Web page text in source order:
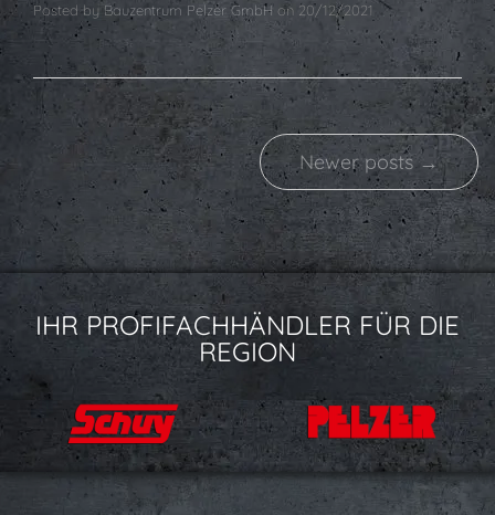
Posted by Bauzentrum Pelzer GmbH on 20/12/2021
Newer posts →
IHR PROFIFACHHÄNDLER FÜR DIE
REGION